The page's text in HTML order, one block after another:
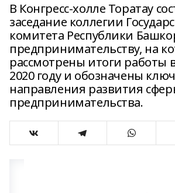
В Конгресс-холле Торатау
заседание коллегии
комитета Республики
предпринимательству, на
рассмотрены итоги работы
2020 году и обозначены
направления развития
предпринимательства.